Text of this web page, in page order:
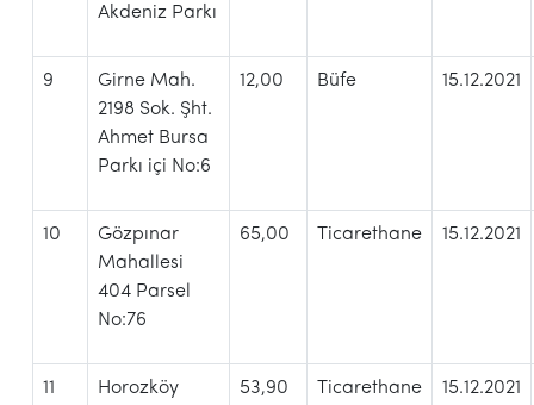
Akdeniz Parkı
9
Girne Mah.
2198 Sok. Şht.
Ahmet Bursa
Parkı içi No:6
12,00 Büfe 15.12.2021
10
Gözpınar
Mahallesi
404 Parsel
No:76
65,00 Ticarethane 15.12.2021
11
Horozköy
53,90 Ticarethane 15.12.2021